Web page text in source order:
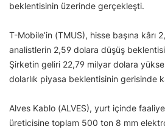
beklentisinin üzerinde gerçekleşti.
T-Mobile’in (TMUS), hisse başına kârı
analistlerin 2,59 dolara düşüş
Şirketin geliri 22,79 milyar dolara
dolarlık piyasa beklentisinin gerisinde
Alves Kablo (ALVES), yurt içinde
üreticisine toplam 500 ton 8 mm